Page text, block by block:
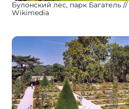
Булонский лес, парк Багатель
Wikimedia